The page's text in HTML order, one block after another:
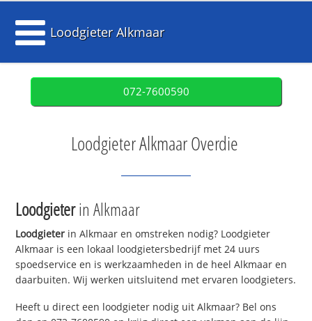
Loodgieter Alkmaar
072-7600590
Loodgieter Alkmaar Overdie
Loodgieterin Alkmaar
Loodgieter in Alkmaar en omstreken nodig? Loodgieter
Alkmaar is een lokaal loodgietersbedrijf met 24 uurs
spoedservice en is werkzaamheden in de heel Alkmaar en
daarbuiten. Wij werken uitsluitend met ervaren loodgieters.
Heeft u direct een loodgieter nodig uit Alkmaar? Bel ons